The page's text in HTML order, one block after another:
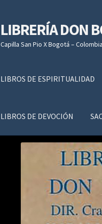
Ir
a
la
Ir
al
contenido
LIBRERÍA DON
Capilla San Pio X Bogotá –
LIBROS DE ESPIRITUALIDAD
LIBROS DE DEVOCIÓN